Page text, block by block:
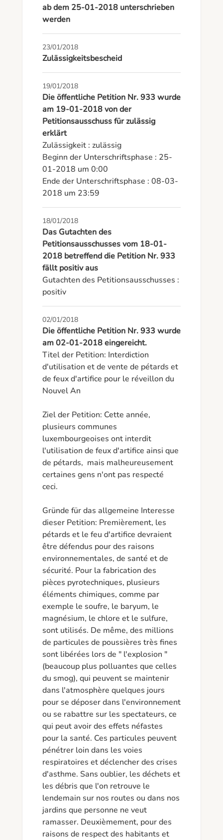
ab dem 25-01-2018 unterschrieben
werden
23/01/2018
Zulässigkeitsbescheid
19/01/2018
Die öffentliche Petition Nr. 933 wurde
am 19-01-2018 von der
Petitionsausschuss für zulässig
erklärt
Zulässigkeit : zulässig
Beginn der Unterschriftsphase : 25-
01-2018 um 0:00
Ende der Unterschriftsphase : 08-03-
2018 um 23:59
18/01/2018
Das Gutachten des
Petitionsausschusses vom 18-01-
2018 betreffend die Petition Nr. 933
fällt positiv aus
Gutachten des Petitionsausschusses :
positiv
02/01/2018
Die öffentliche Petition Nr. 933 wurde
am 02-01-2018 eingereicht.
Titel der Petition: Interdiction
d'utilisation et de vente de pétards et
de feux d'artifice pour le réveillon du
Nouvel An
Ziel der Petition: Cette année,
plusieurs communes
luxembourgeoises ont interdit
l'utilisation de feux d'artifice ainsi que
de pétards,  mais malheureusement
certaines gens n'ont pas respecté
ceci.
Gründe für das allgemeine Interesse
dieser Petition: Premièrement, les
pétards et le feu d'artifice devraient
être défendus pour des raisons
environnementales, de santé et de
sécurité. Pour la fabrication des
pièces pyrotechniques, plusieurs
éléments chimiques, comme par
exemple le soufre, le baryum, le
magnésium, le chlore et le sulfure,
sont utilisés. De même, des millions
de particules de poussières très fines
sont libérées lors de " l'explosion "
(beaucoup plus polluantes que celles
du smog), qui peuvent se maintenir
dans l'atmosphère quelques jours
pour se déposer dans l'environnement
ou se rabattre sur les spectateurs, ce
qui peut avoir des effets néfastes
pour la santé. Ces particules peuvent
pénétrer loin dans les voies
respiratoires et déclencher des crises
d'asthme. Sans oublier, les déchets et
les débris que l'on retrouve le
lendemain sur nos routes ou dans nos
jardins que personne ne veut
ramasser. Deuxièmement, pour des
raisons de respect des habitants et